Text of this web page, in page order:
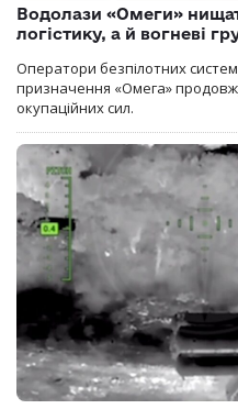
Водолази «Омеги»
логістику, а й вогневі
Оператори безпілотних
призначення «Омега»
окупаційних сил.